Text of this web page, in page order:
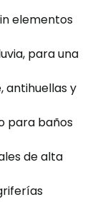
elementos
para una
antihuellas y
para baños
de alta